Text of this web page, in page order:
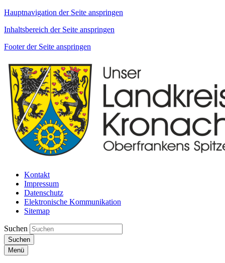
Hauptnavigation der Seite anspringen
Inhaltsbereich der Seite anspringen
Footer der Seite anspringen
Kontakt
Impressum
Datenschutz
Elektronische Kommunikation
Sitemap
Suchen
Suchen
Menü